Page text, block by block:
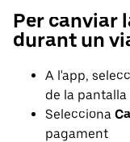
Per canviar
durant un
A l'app,
de la pantalla
Selecciona
pagament